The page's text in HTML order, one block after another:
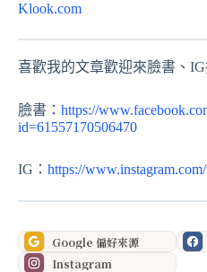
Klook.com
喜歡我的文章歡迎來臉書、
臉書： https://
id=61557170506470
IG： https://
Google 偏好來源
Instagram